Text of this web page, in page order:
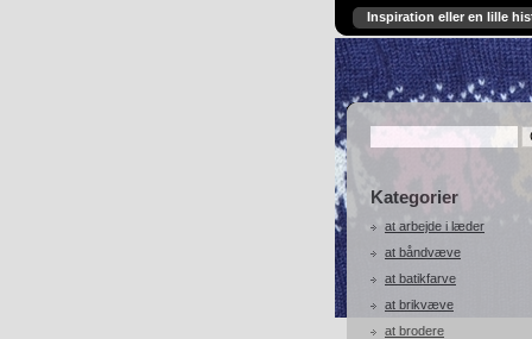
Inspiration eller en lille
Kategorier
at arbejde i læder
at båndvæve
at batikfarve
at brikvæve
at brodere